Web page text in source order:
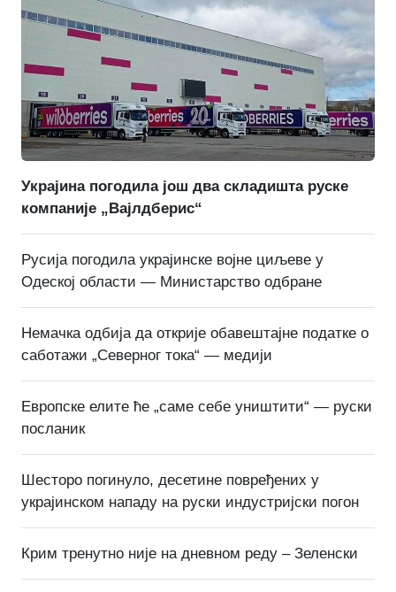
Украјина погодила још два складишта руске
компаније „Вајлдберис“
Русија погодила украјинске војне циљеве у
Одеској области — Министарство одбране
Немачка одбија да открије обавештајне податке о
саботажи „Северног тока“ — медији
Европске елите ће „саме себе уништити“ — руски
посланик
Шесторо погинуло, десетине повређених у
украјинском нападу на руски индустријски погон
Крим тренутно није на дневном реду – Зеленски